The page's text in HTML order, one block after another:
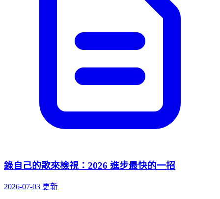
錄自己的歌來檢視：2026 進步最快的一招
2026-07-03 更新